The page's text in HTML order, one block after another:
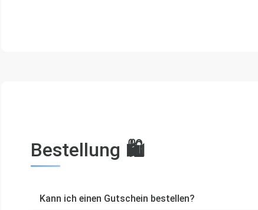
Bestellung 🛍️
Kann ich einen Gutschein bestellen?